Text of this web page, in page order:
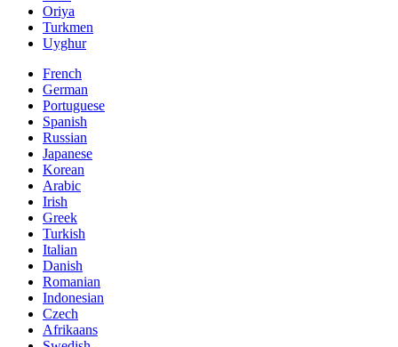
Oriya
Turkmen
Uyghur
French
German
Portuguese
Spanish
Russian
Japanese
Korean
Arabic
Irish
Greek
Turkish
Italian
Danish
Romanian
Indonesian
Czech
Afrikaans